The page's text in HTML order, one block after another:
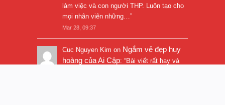
làm việc và con người THP. Luôn tạo cho
mọi nhân viên những…”
Mar 28, 09:37
Cuc Nguyen Kim on Ngắm vẻ đẹp huy
hoàng của Ai Cập: “Bài viết rất hay và